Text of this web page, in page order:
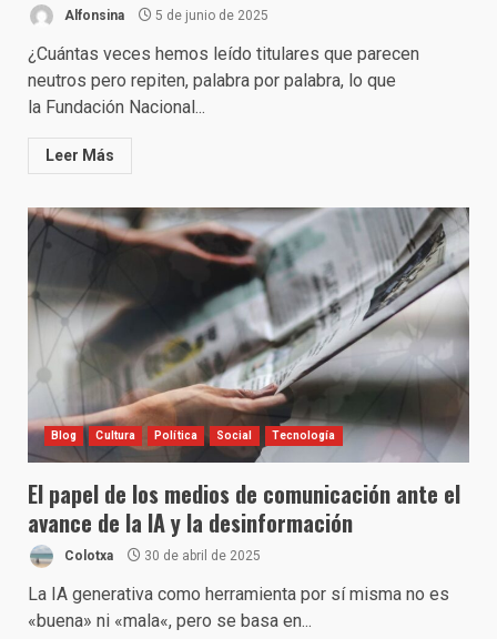
Alfonsina 5 de junio de 2025
¿Cuántas veces hemos leído titulares que parecen
neutros pero repiten, palabra por palabra, lo que
la Fundación Nacional...
Leer Más
Blog Cultura Política Social Tecnología
El papel de los medios de comunicación ante el
avance de la IA y la desinformación
Colotxa 30 de abril de 2025
La IA generativa como herramienta por sí misma no es
«buena» ni «mala«, pero se basa en...